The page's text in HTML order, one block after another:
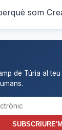
som
de Túria al
al butlletí
SUBSCRIURE'M